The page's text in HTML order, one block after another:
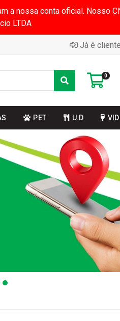
a nossa conta oficial. Nosso
LTDA
Já é
0
PET U.D